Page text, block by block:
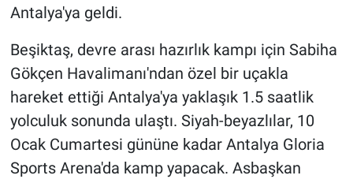
Antalya'ya geldi.
Beşiktaş, devre arası hazırlık kampı için Sabiha
Gökçen Havalimanı'ndan özel bir uçakla
hareket ettiği Antalya'ya yaklaşık 1.5 saatlik
yolculuk sonunda ulaştı. Siyah-beyazlılar, 10
Ocak Cumartesi gününe kadar Antalya Gloria
Sports Arena'da kamp yapacak. Asbaşkan